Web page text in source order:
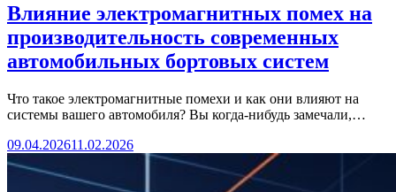
Влияние электромагнитных помех на
производительность современных
автомобильных бортовых систем
Что такое электромагнитные помехи и как они влияют на
системы вашего автомобиля? Вы когда-нибудь замечали,…
09.04.202611.02.2026